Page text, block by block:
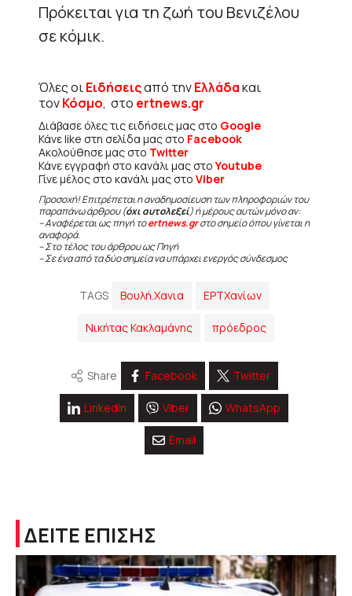
Πρόκειται για τη ζωή του Βενιζέλου
σε κόμικ.
Όλες οιΕιδήσειςαπό τηνΕλλάδακαι
τονΚόσμο, στο ertnews.gr
Διάβασε όλες τις ειδήσεις μας στο Google
Κάνε like στη σελίδα μας στο Facebook
Ακολούθησε μας στο Twitter
Κάνε εγγραφή στο κανάλι μας στοYoutube
Γίνε μέλος στο κανάλι μας στο Viber
Προσοχή! Επιτρέπεται η αναδημοσίευση των πληροφοριών του
παραπάνω άρθρου (όχι αυτολεξεί) ή μέρους αυτών μόνο αν:
– Αναφέρεται ως πηγή τοertnews.grστο σημείο όπου γίνεται η
αναφορά.
– Στο τέλος του άρθρου ως Πηγή
– Σε ένα από τα δύο σημεία να υπάρχει ενεργός σύνδεσμος
TAGS Βουλή.Χανια ΕΡΤΧανίων
Νικήτας Κακλαμάνης πρόεδρος
Share Facebook Twitter
Linkedin Viber WhatsApp
Email
ΔΕΙΤΕ ΕΠΙΣΗΣ